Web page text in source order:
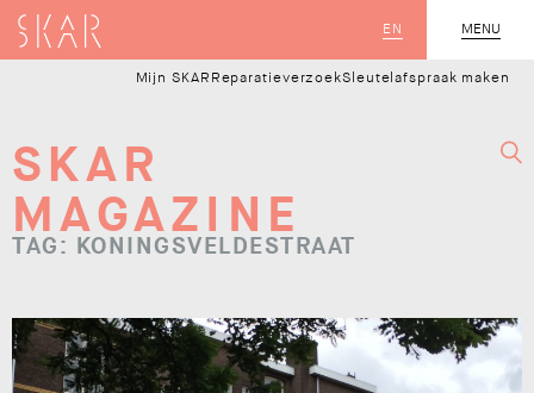
MENU
SLUIT
EN
SKAR
Mijn SKAR ReparatieverzoekSleutelafspraak maken
SKAR
MAGAZINE
TAG: KONINGSVELDESTRAAT